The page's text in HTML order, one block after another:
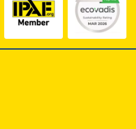
z certyfikatem ISO 1, otwiera
dokumentu PDF z
Link do dokumentu